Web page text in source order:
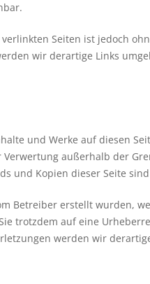
Seiten ist jedoch
wir derartige Links
und Werke auf diesen
außerhalb der
und Kopien dieser Seite
Betreiber erstellt wurden,
trotzdem auf eine
werden wir